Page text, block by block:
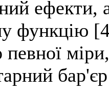
ефекти,
функцію